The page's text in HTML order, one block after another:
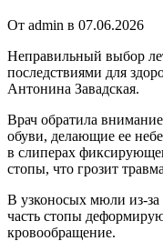
От admin в 07.06.2026
Неправильный выбор
последствиями для
Антонина Завадская.
Врач обратила
обуви, делающие ее
в слиперах
стопы, что грозит
В узконосых мюли из-
часть стопы
кровообращение.